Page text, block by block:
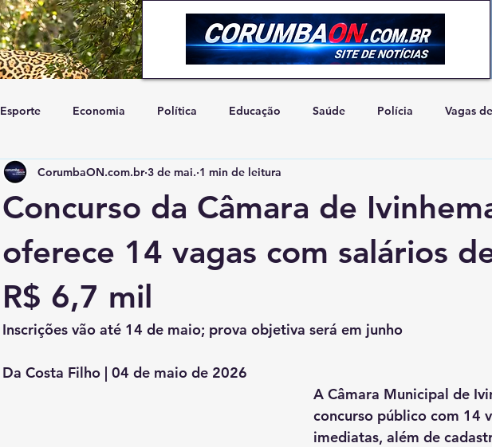
Esporte Economia Política Educação Saúde Polícia Vagas
Geral Trânsito Artigo de Opinião
Concurso da Câmara de
oferece 14 vagas com salários
R$ 6,7 mil
CorumbaON.com.br 3 de mai. 1 min de leitura
Inscrições vão até 14 de maio; prova objetiva será em junho
Da Costa Filho | 04 de maio de 2026
A Câmara Municipal de
concurso público com 14
imediatas, além de